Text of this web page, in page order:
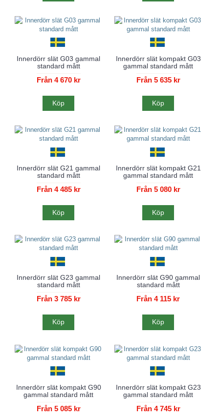
Innerdörr slät G03 gammal
standard mått
Från 4 670 kr
Köp
Innerdörr slät kompakt G03
gammal standard mått
Från 5 635 kr
Köp
Innerdörr slät G21 gammal
standard mått
Från 4 485 kr
Köp
Innerdörr slät kompakt G21
gammal standard mått
Från 5 080 kr
Köp
Innerdörr slät G23 gammal
standard mått
Från 3 785 kr
Köp
Innerdörr slät G90 gammal
standard mått
Från 4 115 kr
Köp
Innerdörr slät kompakt G90
gammal standard mått
Från 5 085 kr
Innerdörr slät kompakt G23
gammal standard mått
Från 4 745 kr